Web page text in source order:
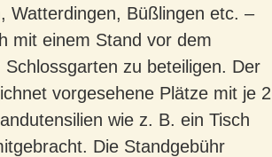
Watterdingen, Büßlingen etc. –
mit einem Stand vor dem
Schlossgarten zu beteiligen. Der
vorgesehene Plätze mit je 2
wie z. B. ein Tisch
Die Standgebühr